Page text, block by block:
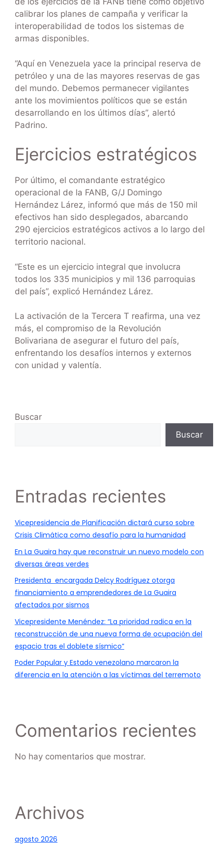
calibrar los planes de campaña y verificar la
interoperabilidad de todos los sistemas de
armas disponibles.
“Aquí en Venezuela yace la principal reserva de
petróleo y una de las mayores reservas de gas
del mundo. Debemos permanecer vigilantes
ante los movimientos políticos que se están
desarrollando en los últimos días”, alertó
Padrino.
Ejercicios estratégicos
Por último, el comandante estratégico
operacional de la FANB, G/J Domingo
Hernández Lárez, informó que más de 150 mil
efectivos han sido desplegados, abarcando
290 ejercicios estratégicos activos a lo largo del
territorio nacional.
“Este es un ejercicio integral que involucra
todos los 335 municipios y mil 136 parroquias
del país”, explicó Hernández Lárez.
La activación de la Tercera T reafirma, una vez
más, el compromiso de la Revolución
Bolivariana de asegurar el futuro del país,
enfrentando los desafíos internos y externos
con unidad y valentía.
Buscar
Buscar
Entradas recientes
Vicepresidencia de Planificación dictará curso sobre
Crisis Climática como desafío para la humanidad
En La Guaira hay que reconstruir un nuevo modelo con
diversas áreas verdes
Presidenta encargada Delcy Rodríguez otorga
financiamiento a emprendedores de La Guaira
afectados por sismos
Vicepresidente Menéndez: “La prioridad radica en la
reconstrucción de una nueva forma de ocupación del
espacio tras el doblete sísmico”
Poder Popular y Estado venezolano marcaron la
diferencia en la atención a las víctimas del terremoto
Comentarios recientes
No hay comentarios que mostrar.
Archivos
agosto 2026